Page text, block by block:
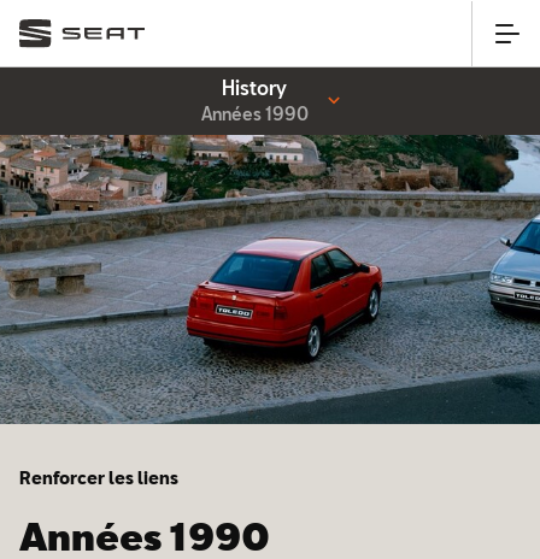
History
Années 1990
Renforcer les liens
Années 1990